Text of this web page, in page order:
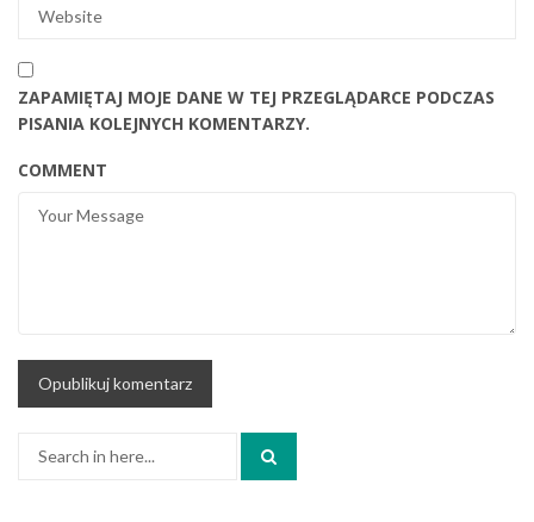
ZAPAMIĘTAJ MOJE DANE W TEJ PRZEGLĄDARCE PODCZAS
PISANIA KOLEJNYCH KOMENTARZY.
COMMENT
Search